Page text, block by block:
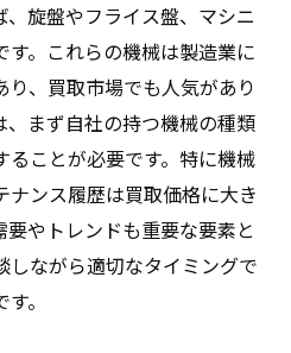
逃せないポイント
買取時のチェックリスト
き重要項目
ス履歴を整える
有無を確認
の重要性
をチェック
るポイント
旋盤やフライス盤、マシニ
す。これらの機械は製造業に
、買取市場でも人気があり
、まず自社の持つ機械の種類
ことが必要です。特に機械
ンス履歴は買取価格に大き
やトレンドも重要な要素と
しながら適切なタイミングで
。